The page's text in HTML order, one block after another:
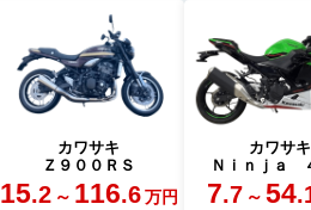
カワサキ
Ｚ９００ＲＳ
15.2 ～ 116.6 万円
カワサキ
Ｎｉｎｊａ
7.7 ～ 54